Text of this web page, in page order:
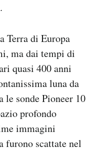
Terra di Europa
ma dai tempi di
quasi 400 anni
luna da
sonde Pioneer 10
profondo
immagini
furono scattate nel